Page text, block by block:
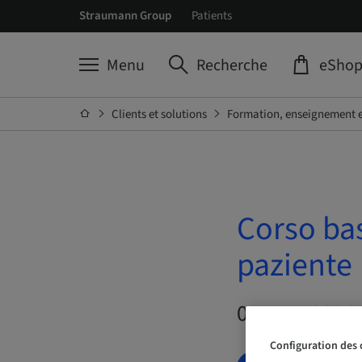
Straumann Group Patients
Menu Recherche eShop
Clients et solutions Formation, enseignement
Corso
paziente
09. oct.
Configuration des